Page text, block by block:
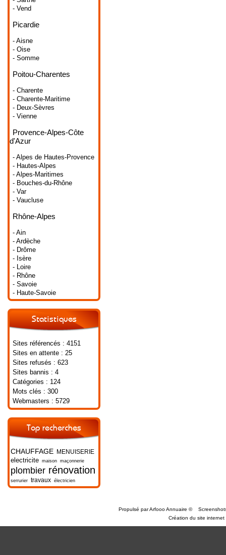
- Vend
Picardie
- Aisne
- Oise
- Somme
Poitou-Charentes
- Charente
- Charente-Maritime
- Deux-Sèvres
- Vienne
Provence-Alpes-Côte
d'Azur
- Alpes de Hautes-Provence
- Hautes-Alpes
- Alpes-Maritimes
- Bouches-du-Rhône
- Var
- Vaucluse
Rhône-Alpes
- Ain
- Ardèche
- Drôme
- Isère
- Loire
- Rhône
- Savoie
- Haute-Savoie
Statistiques
Sites référencés : 4151
Sites en attente : 25
Sites refusés : 623
Sites bannis : 4
Catégories : 124
Mots clés : 300
Webmasters : 5729
Top recherches
CHAUFFAGE MENUISERIE
electricite maison maçonnerie
plombier rénovation
serrurier travaux électricien
Propulsé parArfooo Annuaire ©
Création du site internet